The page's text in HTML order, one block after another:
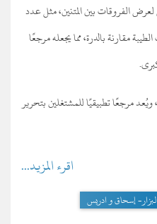
الفروقات بين المتنين، مثل عدد
مقارنة بالدرة، مما يجعله مرجعًا
مرجعًا تطبيقيًا للمشتغلين بتحرير
اقرء المزيد...
إسحاق و ادريس